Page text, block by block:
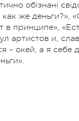
обізнані
как же деньги?»,
в принципе»,
артистов и,
– окей, а я себе
.